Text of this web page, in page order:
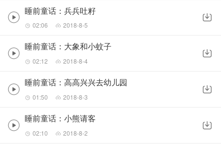
睡前童话：兵兵吐籽
02:06 2018-8-5
睡前童话：大象和小蚊子
02:12 2018-8-4
睡前童话：高高兴兴去幼儿园
01:50 2018-8-3
睡前童话：小熊请客
02:10 2018-8-2